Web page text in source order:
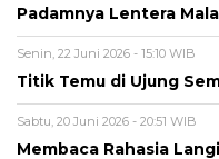
Padamnya Lentera
Senin, 22 Juni 2026 - 15:10 WIB
Titik Temu di Ujung
Sabtu, 20 Juni 2026 - 20:51 WIB
Membaca Rahasia